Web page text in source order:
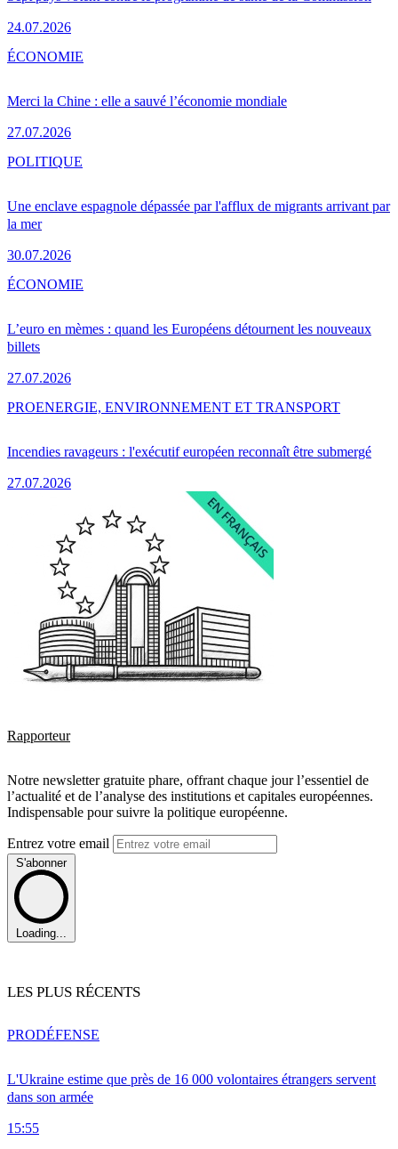
24.07.2026
Merci la Chine : elle a sauvé l’économie mondiale
27.07.2026
ÉCONOMIE
Une enclave espagnole dépassée par l'afflux de migrants arrivant par
la mer
30.07.2026
POLITIQUE
L’euro en mèmes : quand les Européens détournent les nouveaux
billets
27.07.2026
ÉCONOMIE
Incendies ravageurs : l'exécutif européen reconnaît être submergé
27.07.2026
PROENERGIE, ENVIRONNEMENT ET TRANSPORT
Rapporteur
Notre newsletter gratuite phare, offrant chaque jour l’essentiel de
l’actualité et de l’analyse des institutions et capitales européennes.
Indispensable pour suivre la politique européenne.
Entrez votre email
S'abonner
Loading...
LES PLUS RÉCENTS
L'Ukraine estime que près de 16 000 volontaires étrangers servent
dans son armée
15:55
PRODÉFENSE